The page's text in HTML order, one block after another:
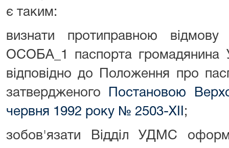
є таким:
визнати протиправною
ОСОБА_1 паспорта громадянина
відповідно до Положення про
затвердженого
Постановою
червня 1992 року № 2503-ХІІ ;
зобов'язати Відділ УДМС